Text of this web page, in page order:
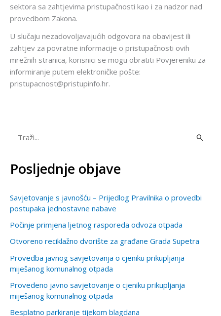
sektora sa zahtjevima pristupačnosti kao i za nadzor nad
provedbom Zakona.
U slučaju nezadovoljavajućih odgovora na obavijest ili
zahtjev za povratne informacije o pristupačnosti ovih
mrežnih stranica, korisnici se mogu obratiti Povjereniku za
informiranje putem elektroničke pošte:
pristupacnost@pristupinfo.hr.
a
i
:
Posljednje objave
Savjetovanje s javnošću – Prijedlog Pravilnika o provedbi
postupaka jednostavne nabave
Počinje primjena ljetnog rasporeda odvoza otpada
Otvoreno reciklažno dvorište za građane Grada Supetra
Provedba javnog savjetovanja o cjeniku prikupljanja
miješanog komunalnog otpada
Provedeno javno savjetovanje o cjeniku prikupljanja
miješanog komunalnog otpada
Besplatno parkiranje tijekom blagdana